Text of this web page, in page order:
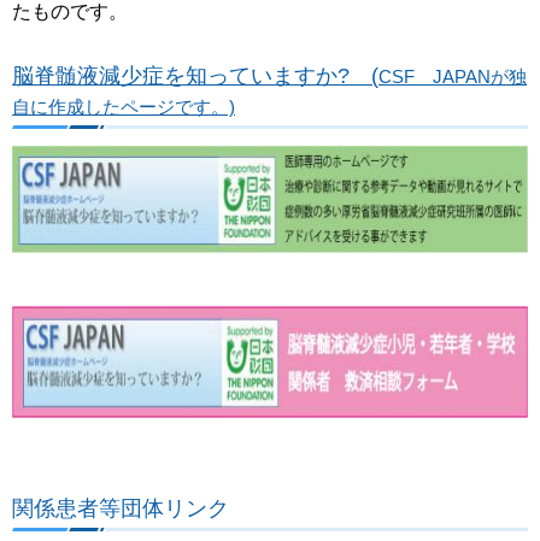
たものです。
脳脊髄液減少症を知っていますか? (CSF JAPANが独
自に作成したページです。)
関係患者等団体リンク